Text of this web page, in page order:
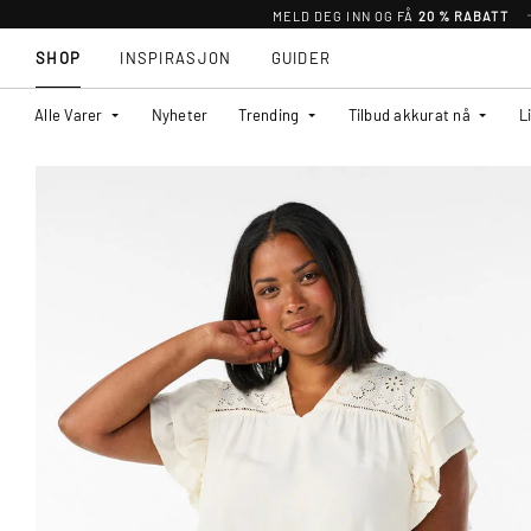
MELD DEG INN OG FÅ 20 % RABATT
SHOP
Alle Varer Nyheter Trending Tilbud akkurat nå
INSPIRASJON GUIDER